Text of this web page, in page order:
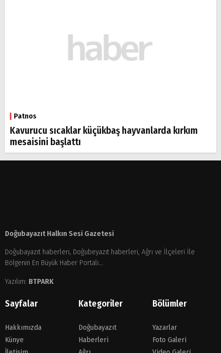
Patnos
Kavurucu sıcaklar küçükbaş hayvanlarda kırkım
mesaisini başlattı
Doğubayazıt Halkın Sesi Gazetesi
Doğubayazıt haberleri, Doğubeyazıt haberleri, Ağrı ve İlçeleri İle
Bölgenin En Büyük Haber Portalı...
Yazılım: BTPARK
Sayfalar
Hakkımızda
Künye
Kategoriler
Doğubayazıt
Haberleri
Bölümler
Yazarlar
Foto Galeri